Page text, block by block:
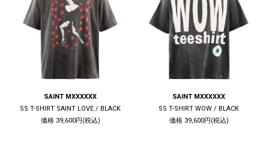
SAINT MXXXXXX
SS T-SHIRT SAINT LOVE / BLACK
価格 39,600円(税込)
SAINT MXXXXXX
SS T-SHIRT WOW / BLACK
価格 39,600円(税込)